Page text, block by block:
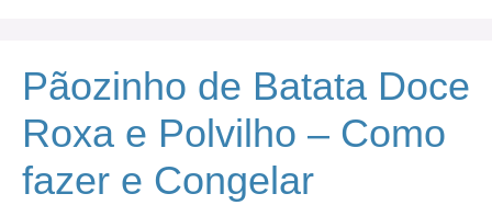
Pãozinho de Batata Doce
Roxa e Polvilho – Como
fazer e Congelar